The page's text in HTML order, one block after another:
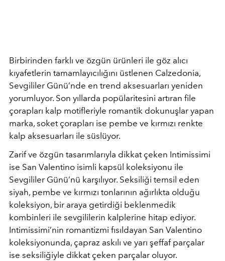
Birbirinden farklı ve özgün ürünleri ile göz alıcı
kıyafetlerin tamamlayıcılığını üstlenen Calzedonia,
Sevgililer Günü’nde en trend aksesuarları yeniden
yorumluyor. Son yıllarda popülaritesini artıran file
çorapları kalp motifleriyle romantik dokunuşlar yapan
marka, soket çorapları ise pembe ve kırmızı renkte
kalp aksesuarları ile süslüyor.
Zarif ve özgün tasarımlarıyla dikkat çeken Intimissimi
ise San Valentino isimli kapsül koleksiyonu ile
Sevgililer Günü’nü karşılıyor. Seksiliği temsil eden
siyah, pembe ve kırmızı tonlarının ağırlıkta olduğu
koleksiyon, bir araya getirdiği beklenmedik
kombinleri ile sevgililerin kalplerine hitap ediyor.
Intimissimi’nin romantizmi fısıldayan San Valentino
koleksiyonunda, çapraz askılı ve yarı şeffaf parçalar
ise seksiliğiyle dikkat çeken parçalar oluyor.